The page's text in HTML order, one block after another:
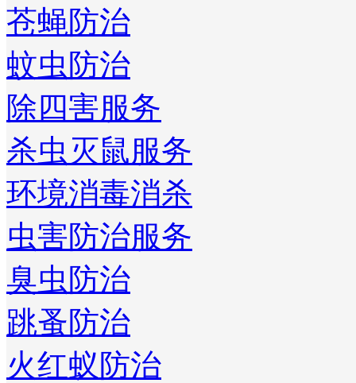
苍蝇防治
蚊虫防治
除四害服务
杀虫灭鼠服务
环境消毒消杀
虫害防治服务
臭虫防治
跳蚤防治
火红蚁防治